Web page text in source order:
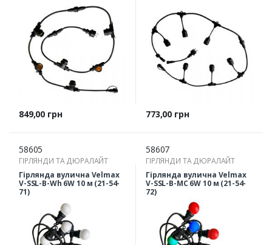
Ціна
849,00 грн Ціна
773,00 грн
58605
ГІРЛЯНДИ ТА ДЮРАЛАЙТ
Гірлянда вулична Velmax
V-SSL-B-Wh 6W 10 м (21-54-
71)
58607
ГІРЛЯНДИ ТА ДЮРАЛАЙТ
Гірлянда вулична Velmax
V-SSL-B-МС 6W 10 м (21-54-
72)